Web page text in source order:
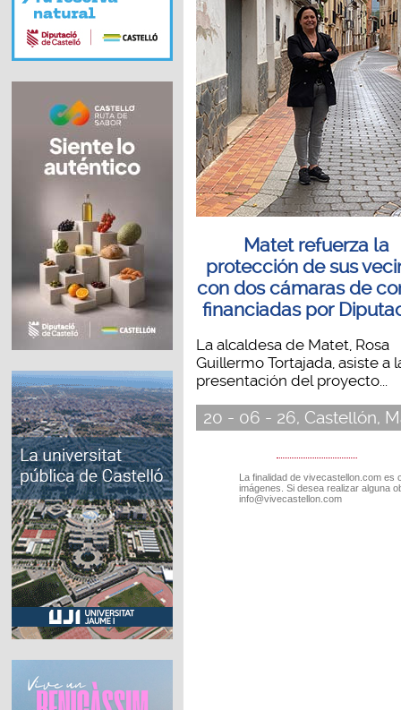
Matet refuerza la
protección de sus
con dos cámaras de
financiadas por
La alcaldesa de Matet, Rosa
Guillermo Tortajada, asiste a
presentación del proyecto...
20 - 06 - 26, Castellón,
La finalidad de vivecastellon.com
imágenes. Si desea realizar alguna
info@vivecastellon.com